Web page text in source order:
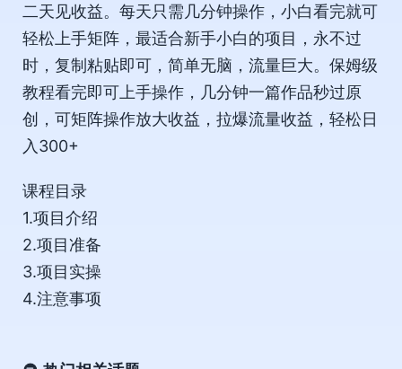
二天见收益。每天只需几分钟操作，小白看完就可
轻松上手矩阵，最适合新手小白的项目，永不过
时，复制粘贴即可，简单无脑，流量巨大。保姆级
教程看完即可上手操作，几分钟一篇作品秒过原
创，可矩阵操作放大收益，拉爆流量收益，轻松日
入300+
课程目录
1.项目介绍
2.项目准备
3.项目实操
4.注意事项